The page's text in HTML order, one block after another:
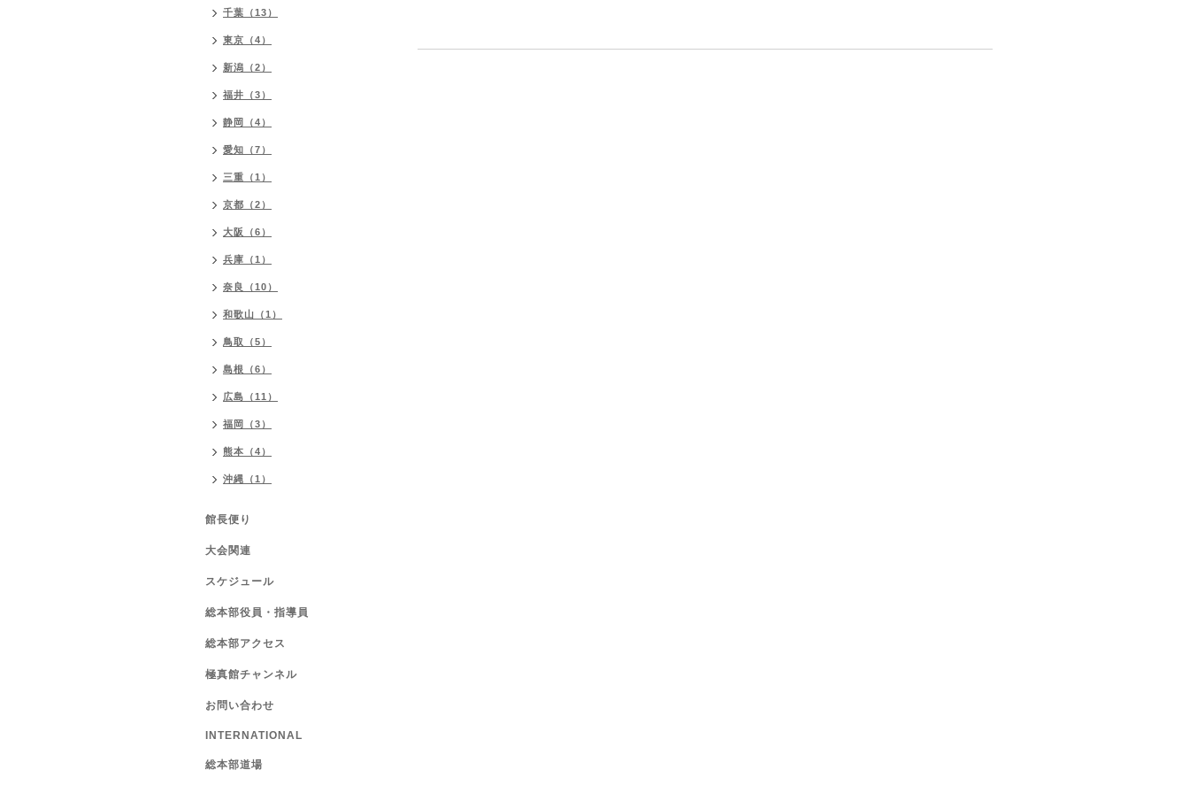
千葉（13）
東京（4）
新潟（2）
福井（3）
静岡（4）
愛知（7）
三重（1）
京都（2）
大阪（6）
兵庫（1）
奈良（10）
和歌山（1）
鳥取（5）
島根（6）
広島（11）
福岡（3）
熊本（4）
沖縄（1）
館長便り
大会関連
スケジュール
総本部役員・指導員
総本部アクセス
極真館チャンネル
お問い合わせ
INTERNATIONAL
総本部道場